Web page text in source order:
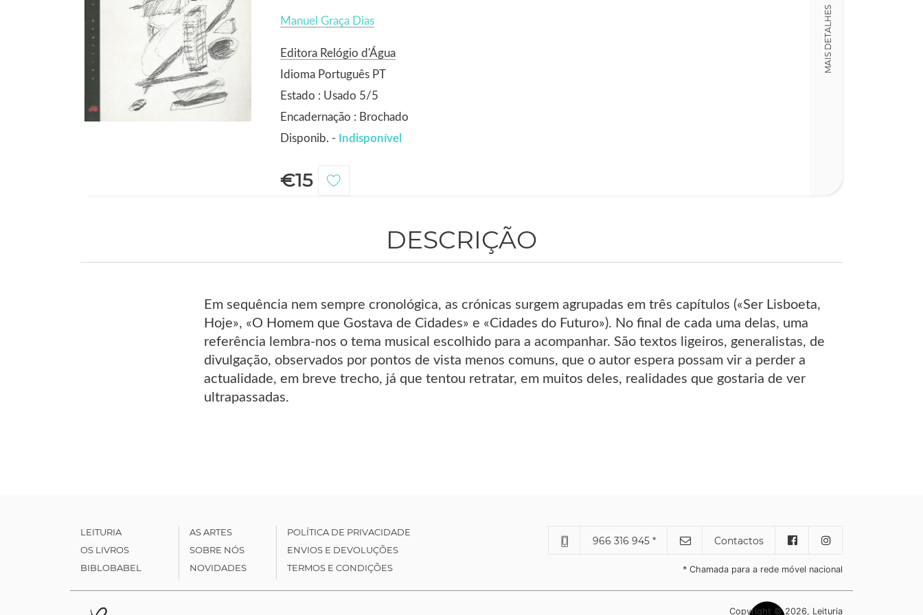
Manuel Graça Dias
Editora Relógio d'Água
Idioma Português PT
Estado : Usado 5/5
Encadernação : Brochado
Disponib. - Indisponível
€15
MAIS DETALHES
DESCRIÇÃO
Em sequência nem sempre cronológica, as crónicas surgem agrupadas em três capítulos («Ser Lisboeta,
Hoje», «O Homem que Gostava de Cidades» e «Cidades do Futuro»). No final de cada uma delas, uma
referência lembra-nos o tema musical escolhido para a acompanhar. São textos ligeiros, generalistas, de
divulgação, observados por pontos de vista menos comuns, que o autor espera possam vir a perder a
actualidade, em breve trecho, já que tentou retratar, em muitos deles, realidades que gostaria de ver
ultrapassadas.
LEITURIA
OS LIVROS
BIBLOBABEL
AS ARTES
SOBRE NÓS
NOVIDADES
POLÍTICA DE PRIVACIDADE
ENVIOS E DEVOLUÇÕES
TERMOS E CONDIÇÕES
966 316 945 * Contactos
* Chamada para a rede móvel nacional
Copyright © 2026, Leituria